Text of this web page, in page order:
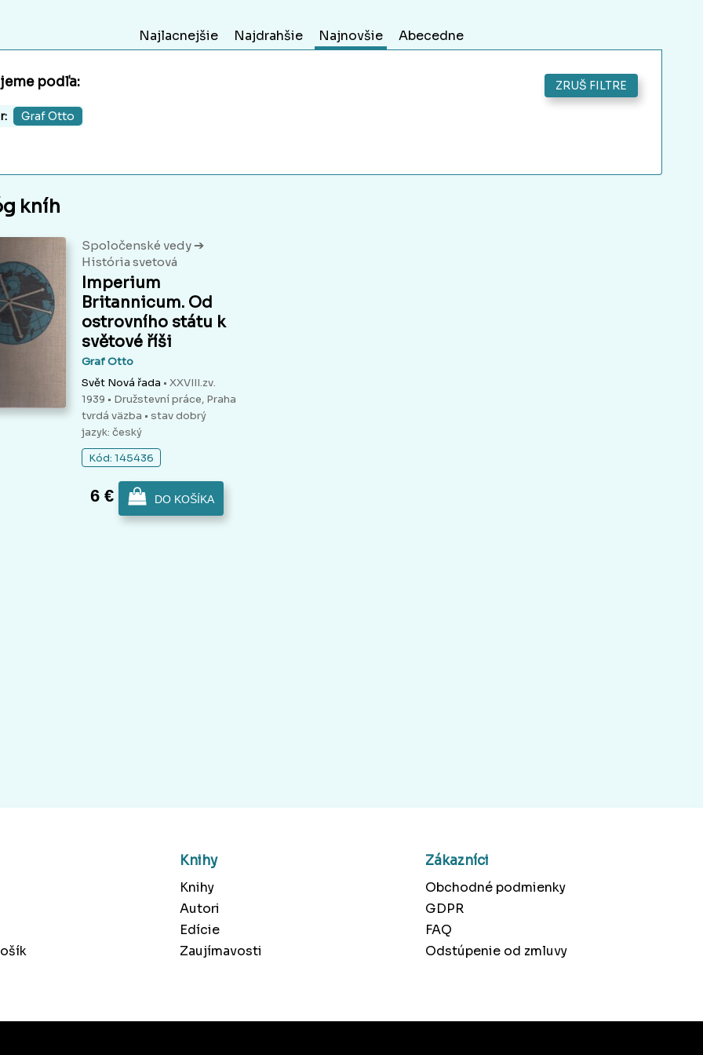
Najlacnejšie Najdrahšie Najnovšie Abecedne
podľa: ZRUŠ FILTRE
Graf Otto
kníh
Spoločenské vedy ➔
História svetová
Imperium
Britannicum. Od
ostrovního státu k
světové říši
Graf Otto
Svět Nová řada • XXVIII.zv.
1939 • Družstevní práce, Praha
tvrdá väzba • stav dobrý
jazyk: český
Kód: 145436
6 € DO KOŠÍKA
Knihy
Knihy
Autori
Edície
Zaujímavosti
Zákazníci
Obchodné podmienky
GDPR
FAQ
Odstúpenie od zmluvy